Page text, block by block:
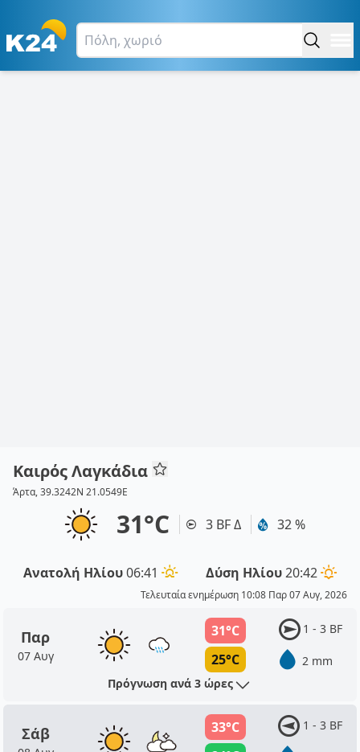
Καιρός Λαγκάδια
Άρτα, 39.3242N 21.0549E
31°C 3 BF Δ 32 %
Ανατολή Ηλίου06:41 Δύση Ηλίου20:42
Τελευταία ενημέρωση 10:08 Παρ 07 Αυγ, 2026
Παρ
07 Αυγ
31°C
25°C
1 - 3 BF
2 mm
Πρόγνωση ανά 3 ώρες
Σάβ
33°C
1 - 3 BF